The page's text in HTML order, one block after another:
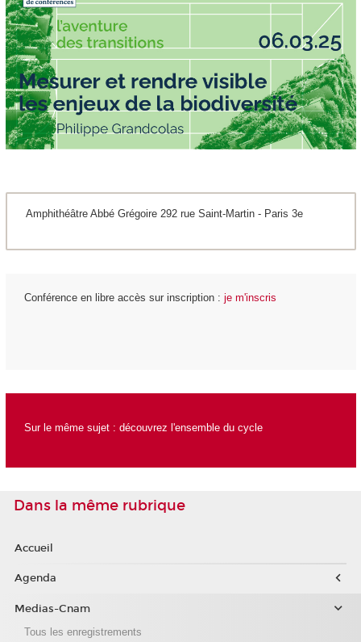
Amphithéâtre Abbé Grégoire 292 rue Saint-Martin - Paris 3e
Conférence en libre accès sur inscription : je m'inscris
Sur le même sujet : découvrez l'ensemble du cycle
Dans la même rubrique
Accueil
Agenda
Medias-Cnam
Tous les enregistrements